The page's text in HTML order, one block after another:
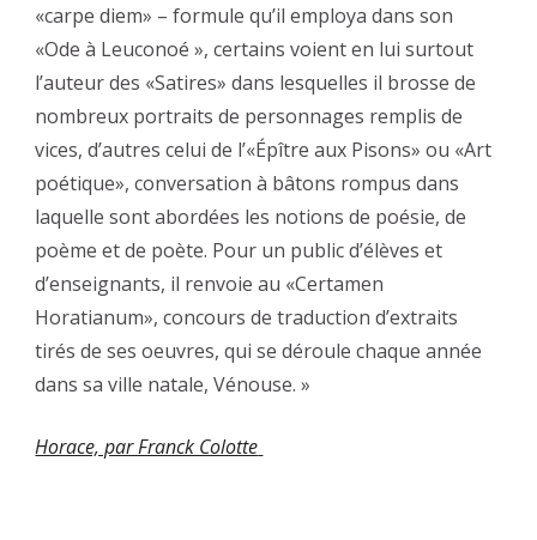
«carpe diem» – formule qu’il employa dans son
«Ode à Leuconoé », certains voient en lui surtout
l’auteur des «Satires» dans lesquelles il brosse de
nombreux portraits de personnages remplis de
vices, d’autres celui de l’«Épître aux Pisons» ou «Art
poétique», conversation à bâtons rompus dans
laquelle sont abordées les notions de poésie, de
poème et de poète. Pour un public d’élèves et
d’enseignants, il renvoie au «Certamen
Horatianum», concours de traduction d’extraits
tirés de ses oeuvres, qui se déroule chaque année
dans sa ville natale, Vénouse. »
Horace, par Franck Colotte